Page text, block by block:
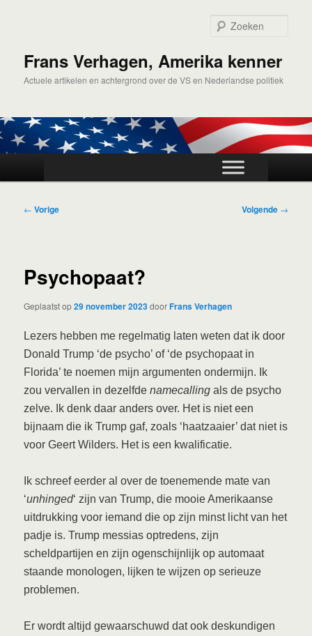
inhoudFrans Verhagen, Amerika kenner
Actuele artikelen en achtergrond over de VS en Nederlandse politiek
Bericht
← Vorige Volgende →
Psychopaat?
Geplaatst op29 november 2023doorFrans Verhagen
Lezers hebben me regelmatig laten weten dat ik door
Donald Trump ‘de psycho’ of ‘de psychopaat in
Florida’ te noemen mijn argumenten ondermijn. Ik
zou vervallen in dezelfdenamecalling als de psycho
zelve. Ik denk daar anders over. Het is niet een
bijnaam die ik Trump gaf, zoals ‘haatzaaier’ dat niet is
voor Geert Wilders. Het is een kwalificatie.
Ik schreef eerder al over de toenemende mate van
‘unhinged‘ zijn van Trump, die mooie Amerikaanse
uitdrukking voor iemand die op zijn minst licht van het
padje is. Trump messias optredens, zijn
scheldpartijen en zijn ogenschijnlijk op automaat
staande monologen, lijken te wijzen op serieuze
problemen.
Er wordt altijd gewaarschuwd dat ook deskundigen